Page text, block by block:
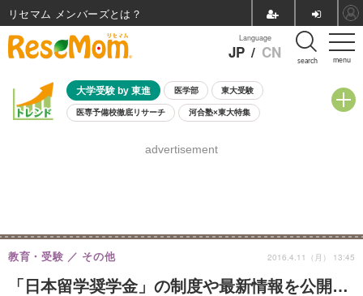
menu
Language
JP / CN search
大学受験 by 東進 医学部 東大受験
医専予備校徹底リサーチ 河合塾×東大特集
8月開催学校説明会・相談会
advertisement
「日本留学奨学金」の制度や最新情報を公開…
教育・受験 その他 2016.4.11（月） 13:45
リセマム メンバーズ